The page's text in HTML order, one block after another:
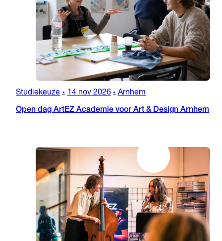
Studiekeuze • 14 nov 2026 • Arnhem
Open dag ArtEZ Academie voor Art & Design Arnhem